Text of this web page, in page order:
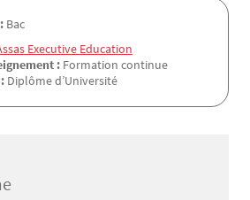
Bac
Executive Education
: Formation continue
Diplôme d’Université